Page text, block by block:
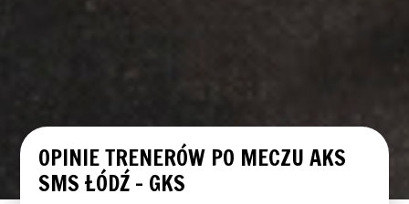
OPINIE TRENERÓW PO MECZU AKS
SMS ŁÓDŹ – GKS